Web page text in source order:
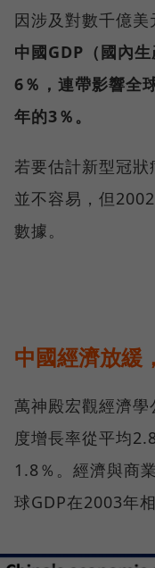
因涉及對數千億美
中國GDP（國內
6％，連帶影響全
年的3％。
若要估計新型冠
並不容易，但
數據。
中國經濟放緩
萬神殿宏觀經濟學
度增長率從平均
1.8％。經濟與商
球GDP在2003年